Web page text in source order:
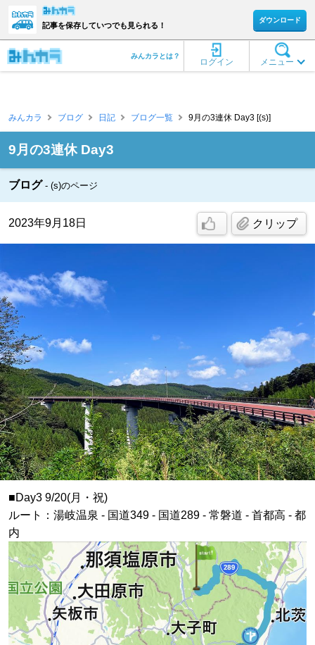
記事を保存していつでも見られる！
ダウンロード
メニュー
ログイン
みんカラとは？
みんカラ ブログ 日記 ブログ一覧 9月の3連休 Day3 [(s)]
9月の3連休 Day3
ブログ (s)のページ
2023年9月18日 クリップ
■Day3 9/20(月・祝)
ルート：湯岐温泉 - 国道349 - 国道289 - 常磐道 - 首都高 - 都
内